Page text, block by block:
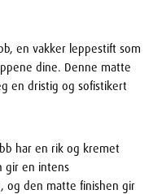
en vakker leppestift som
dine. Denne matte
en dristig og sofistikert
har en rik og kremet
gir en intens
og den matte finishen gir